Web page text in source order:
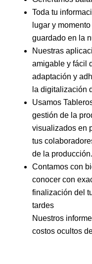
Toda tu
lugar y
guardado en la
Nuestras
amigable y fácil
adaptación y
la digitalización
Usamos
gestión de la
visualizados en
tus
de la producción.
Contamos con
conocer con
finalización del
tardes
Nuestros
costos ocultos